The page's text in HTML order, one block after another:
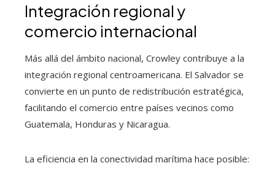
Integración regional y
comercio internacional
Más allá del ámbito nacional, Crowley contribuye a la
integración regional centroamericana. El Salvador se
convierte en un punto de redistribución estratégica,
facilitando el comercio entre países vecinos como
Guatemala, Honduras y Nicaragua.
La eficiencia en la conectividad marítima hace posible: